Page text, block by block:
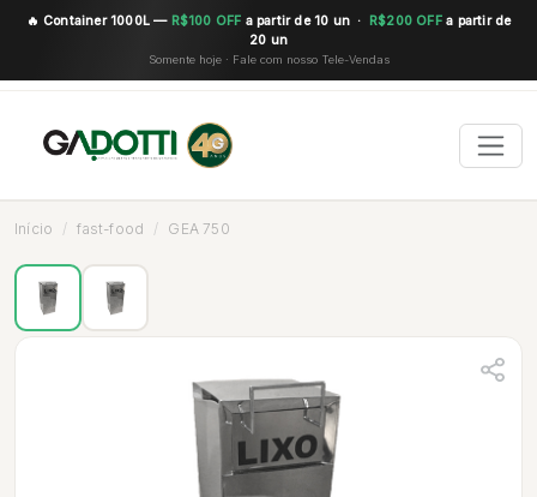
🔥 Container 1000L — R$100 OFF a partir de 10 un · R$200 OFFa partir de
20 un
Somente hoje · Fale com nosso Tele-Vendas
Início fast-food GEA 750